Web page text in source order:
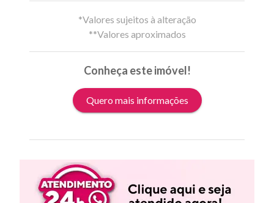
*Valores sujeitos à alteração
**Valores aproximados
Conheça este imóvel!
Quero mais informações